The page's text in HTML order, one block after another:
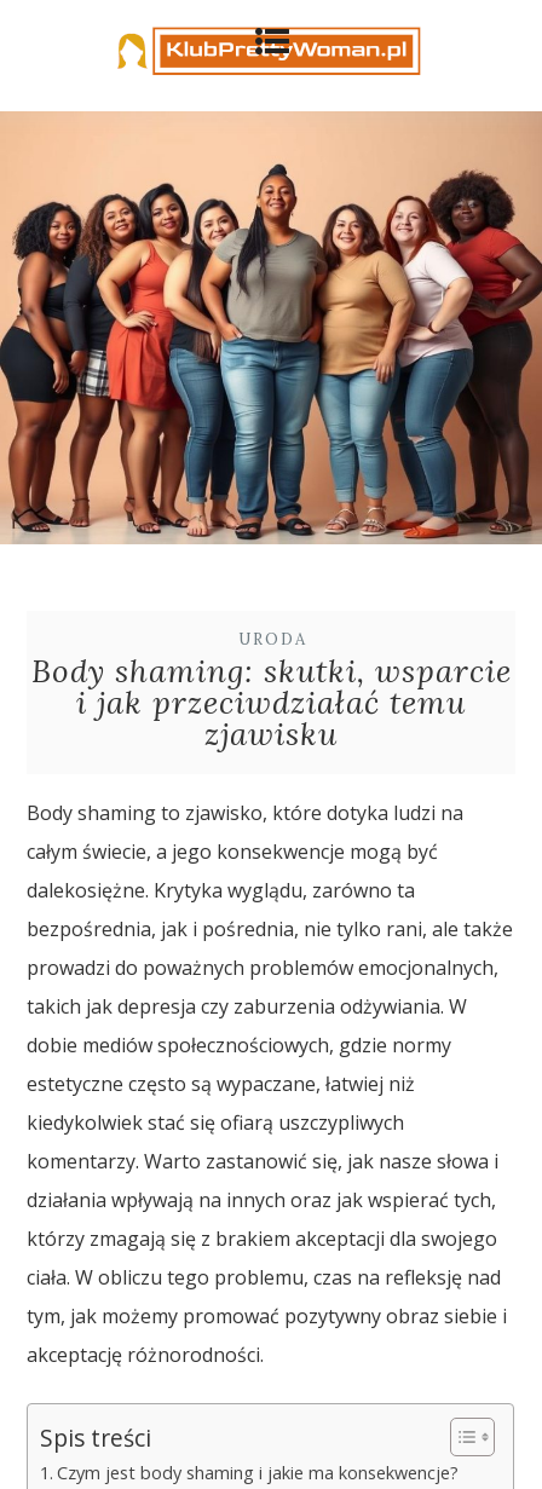
URODA
Body shaming: skutki, wsparcie
i jak przeciwdziałać temu
zjawisku
Body shaming to zjawisko, które dotyka ludzi na
całym świecie, a jego konsekwencje mogą być
dalekosiężne. Krytyka wyglądu, zarówno ta
bezpośrednia, jak i pośrednia, nie tylko rani, ale także
prowadzi do poważnych problemów emocjonalnych,
takich jak depresja czy zaburzenia odżywiania. W
dobie mediów społecznościowych, gdzie normy
estetyczne często są wypaczane, łatwiej niż
kiedykolwiek stać się ofiarą uszczypliwych
komentarzy. Warto zastanowić się, jak nasze słowa i
działania wpływają na innych oraz jak wspierać tych,
którzy zmagają się z brakiem akceptacji dla swojego
ciała. W obliczu tego problemu, czas na refleksję nad
tym, jak możemy promować pozytywny obraz siebie i
akceptację różnorodności.
Spis treści
Czym jest body shaming i jakie ma konsekwencje?